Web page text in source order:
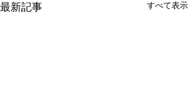
最新記事 すべて表示